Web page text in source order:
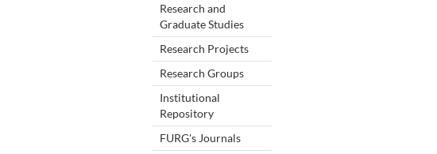
Research and
Graduate Studies
Research Projects
Research Groups
Institutional
Repository
FURG's Journals